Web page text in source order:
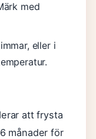
med
eller i
att frysta
månader för